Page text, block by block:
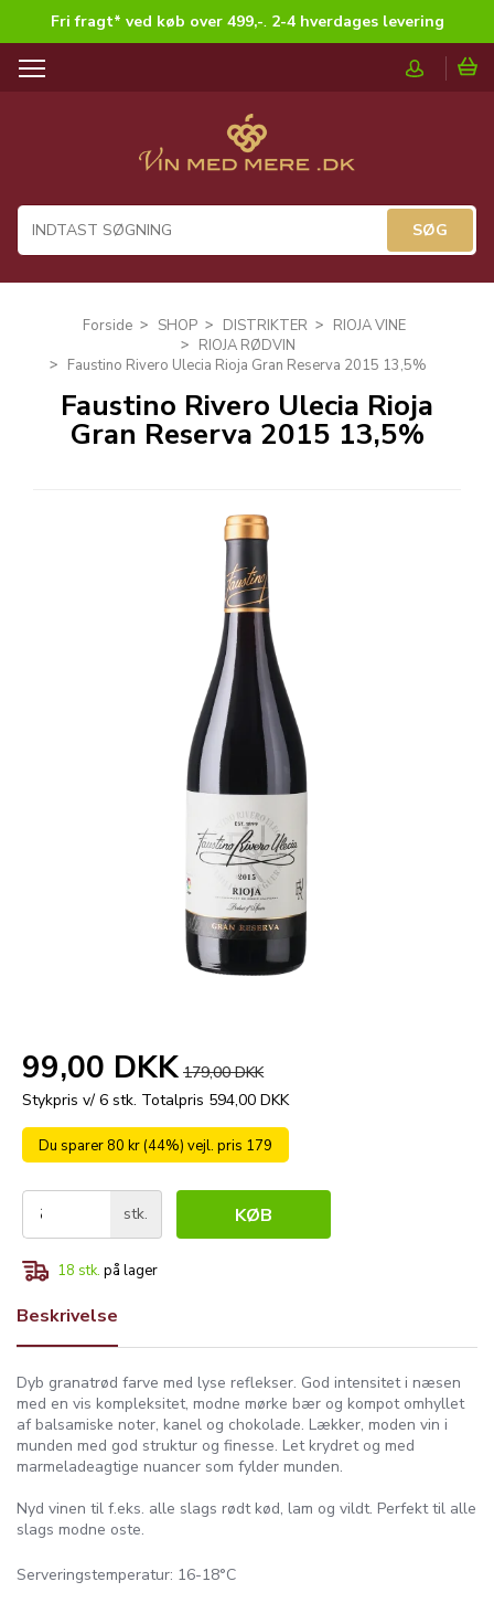
Fri fragt* ved køb over 499,-. 2-4 hverdages levering
T
a
i
Forside SHOP DISTRIKTER
RIOJA VINE
RIOJA RØDVIN
Faustino Rivero Ulecia Rioja Gran Reserva 2015 13,5%
Faustino Rivero Ulecia Rioja
Gran Reserva 2015 13,5%
99,00 DKK 179,00 DKK
Stykpris v/ 6 stk. Totalpris 594,00 DKK
Du sparer 80 kr (44%) vejl. pris 179
stk. KØB
18 stk. på lager
Beskrivelse
Dyb granatrød farve med lyse reflekser. God intensitet i næsen
med en vis kompleksitet, modne mørke bær og kompot omhyllet
af balsamiske noter, kanel og chokolade. Lækker, moden vin i
munden med god struktur og finesse. Let krydret og med
marmeladeagtige nuancer som fylder munden.
Nyd vinen til f.eks. alle slags rødt kød, lam og vildt. Perfekt til alle
slags modne oste.
Serveringstemperatur: 16-18°C